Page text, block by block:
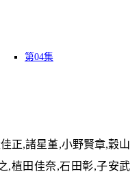
第04集
正,諸星堇,小野賢章,穀山
,植田佳奈,石田彰,子安武